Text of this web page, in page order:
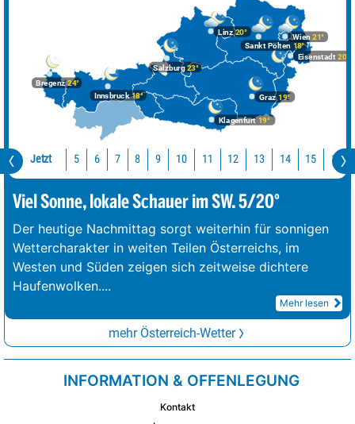
Bregenz24°
Graz19°
Innsbruck18°
Klagenfurt 19°
Linz20°
Salzburg23°
Wien 21°
Eisenstadt 20°
Sankt Pölten 18°
Jetzt 5 6 7 8 9 10 11 12 13 14 15 16
Viel Sonne, lokale Schauer im SW. 5/20°
Der heutige Nachmittag sorgt weiterhin für sonnigen
Wettercharakter in weiten Teilen Österreichs, im
Westen und Süden zeigen sich zeitweise dichtere
Haufenwolken....
Mehr lesen
mehr Österreich-Wetter
INFORMATION & OFFENLEGUNG
Kontakt